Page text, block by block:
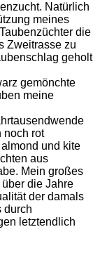
Natürlich
meines
die
Zweitrasse zu
geholt
gemönchte
meine
noch rot
und kite
aus
Mein großes
die Jahre
der damals
durch
letztendlich